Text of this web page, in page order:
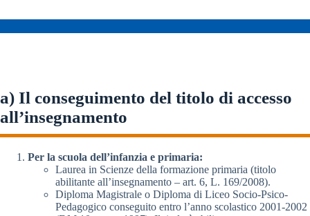
a) Il conseguimento del titolo di accesso
all’insegnamento
Per la scuola dell’infanzia e primaria:
Laurea in Scienze della formazione primaria (titolo
abilitante all’insegnamento – art. 6, L. 169/2008).
Diploma Magistrale o Diploma di Liceo Socio-Psico-
Pedagogico conseguito entro l’anno scolastico 2001-2002